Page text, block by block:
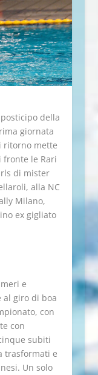
della
giornata
ritorno mette
fronte le Rari
di mister
alla NC
Milano,
ex gigliato
e
al giro di boa
con
con
subiti
trasformati e
Un solo